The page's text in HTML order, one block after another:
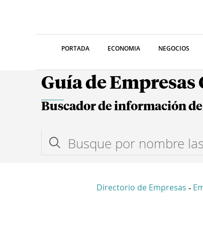
PORTADA ECONOMIA NEGOCIOS
Guía de
Buscador de información
Directorio de Empresas -